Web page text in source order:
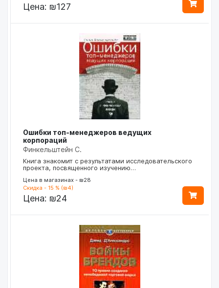
Цена: ₪127
Ошибки топ-менеджеров ведущих
корпораций
Финкельштейн С.
Книга знакомит с результатами исследовательского
проекта, посвященного изучению…
Цена в магазинах - ₪28
Скидка - 15 % (₪4)
Цена: ₪24